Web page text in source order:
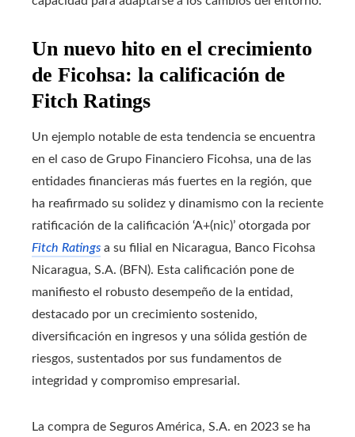
Un nuevo hito en el crecimiento
de Ficohsa: la calificación de
Fitch Ratings
Un ejemplo notable de esta tendencia se encuentra
en el caso de Grupo Financiero Ficohsa, una de las
entidades financieras más fuertes en la región, que
ha reafirmado su solidez y dinamismo con la reciente
ratificación de la calificación ‘A+(nic)’ otorgada por
Fitch Ratings a su filial en Nicaragua, Banco Ficohsa
Nicaragua, S.A. (BFN). Esta calificación pone de
manifiesto el robusto desempeño de la entidad,
destacado por un crecimiento sostenido,
diversificación en ingresos y una sólida gestión de
riesgos, sustentados por sus fundamentos de
integridad y compromiso empresarial.
La compra de Seguros América, S.A. en 2023 se ha